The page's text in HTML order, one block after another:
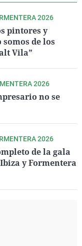
2026
pintores y
de los
Vila”
2026
no se
2026
de la gala
y Formentera